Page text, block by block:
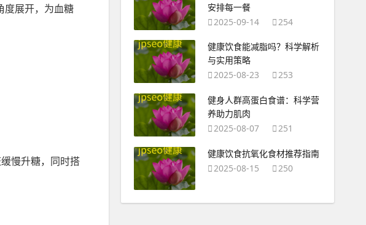
度展开，为血糖
慢升糖，同时搭
安排每一餐
2025-09-14
254
健康饮食能减脂吗？科学解析
与实用策略
2025-08-23
253
健身人群高蛋白食谱：科学营
养助力肌肉
2025-08-07
251
健康饮食抗氧化食材推荐指南
2025-08-15
250